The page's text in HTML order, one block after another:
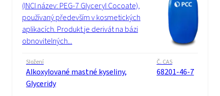
(INCI název: PEG-7 Glyceryl Cocoate),
používaný především v kosmetických
aplikacích. Produkt je derivát na bázi
obnovitelných...
Složení
Alkoxylované mastné kyseliny,
Glyceridy
Č. CAS
68201-46-7